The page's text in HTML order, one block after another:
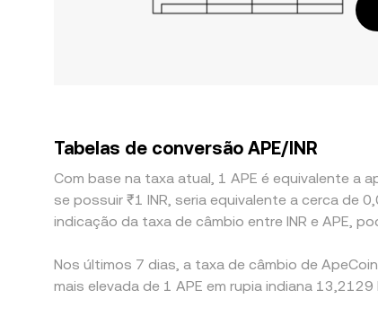
Tabelas de conversão APE/INR
Com base na taxa atual, 1 APE é equivalente a
se possuir ₹1 INR, seria equivalente a cerca de
indicação da taxa de câmbio entre INR e APE,
Nos últimos 7 dias, a taxa de câmbio de
mais elevada de 1 APE em rupia indiana